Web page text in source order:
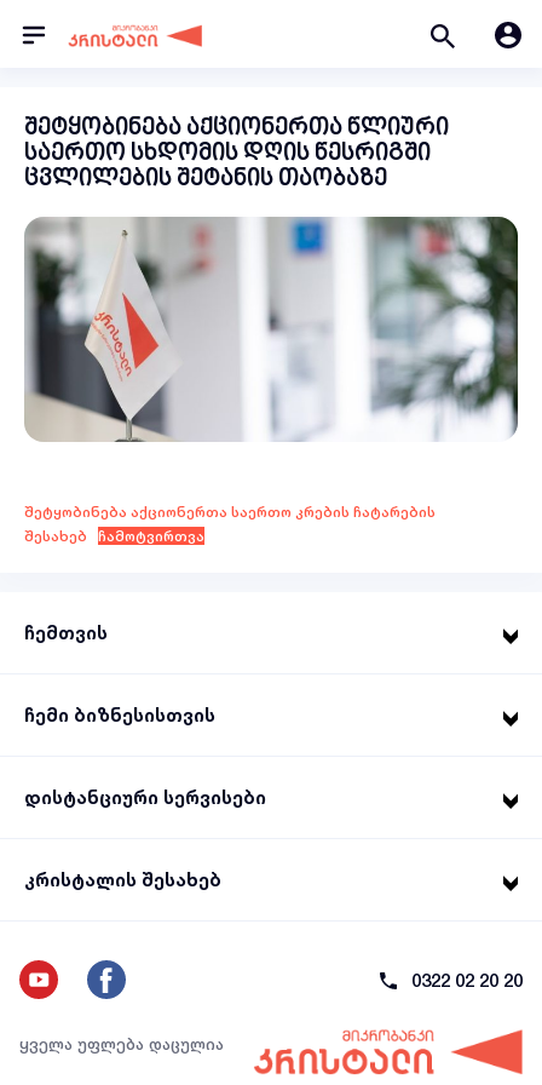
შეტყობინება აქციონერთა წლიური
საერთო სხდომის დღის წესრიგში
ცვლილების შეტანის თაობაზე
შეტყობინება აქციონერთა საერთო კრების ჩატარების
შესახებ
ჩამოტვირთვა
ჩემთვის
ჩემი ბიზნესისთვის
დისტანციური სერვისები
კრისტალის შესახებ
0322 02 20 20
ყველა უფლება დაცულია